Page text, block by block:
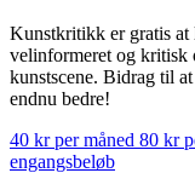
Kunstkritikk er gratis at
velinformeret og kritisk
kunstscene. Bidrag til
endnu bedre!
40 kr per måned 80 kr
engangsbeløb